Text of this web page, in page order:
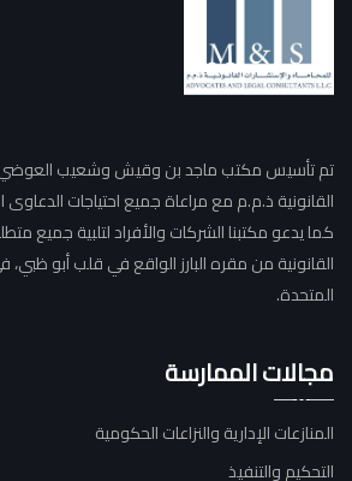
تم تأسيس مكتب ماجد بن وقيش وشعيب العوضي
القانونية ذ.م.م مع مراعاة جميع احتياجات
كما يدعو مكتبنا الشركات والأفراد لتلبية جميع
القانونية من مقره البارز الواقع في قلب أبو ظبي،
المتحدة.
مجالات الممارسة
المنازعات الإدارية والنزاعات الحكومية
التحكيم والتنفيذ